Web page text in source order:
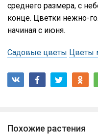
среднего размера, с
конце. Цветки нежно-
начиная с июня.
Садовые цветы Цветы
Похожие растения